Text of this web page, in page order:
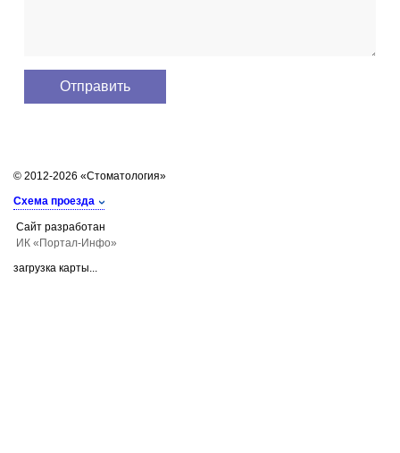
© 2012-2026 «Стоматология»
Схема проезда
Сайт разработан
ИК «Портал-Инфо»
загрузка карты...